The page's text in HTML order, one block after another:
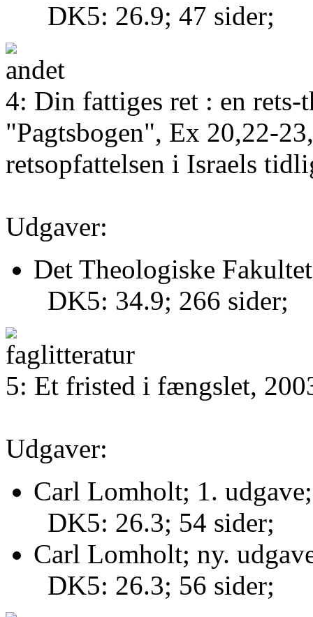
DK5: 26.9; 47 sider;
4: Din fattiges ret : en rets-
"Pagtsbogen", Ex 20,22-
retsopfattelsen i Israels
Udgaver:
Det Theologiske
DK5: 34.9; 266 sider;
5: Et fristed i fængslet,
Udgaver:
Carl Lomholt; 1.
DK5: 26.3; 54 sider;
Carl Lomholt; ny.
DK5: 26.3; 56 sider;